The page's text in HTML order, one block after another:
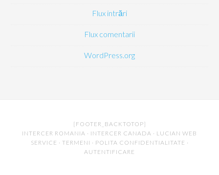
Flux intrări
Flux comentarii
WordPress.org
[FOOTER_BACKTOTOP]
INTERCER ROMANIA · INTERCER CANADA · LUCIAN WEB
SERVICE · TERMENI · POLITA CONFIDENTIALITATE ·
AUTENTIFICARE